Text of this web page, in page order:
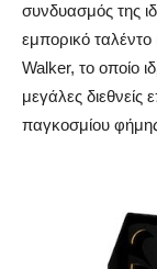
συνδυασμός της
εμπορικό ταλέντο
Walker, το οποίο
μεγάλες διεθνείς
παγκοσμίου